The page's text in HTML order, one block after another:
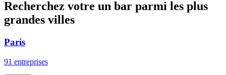
Recherchez votre un bar parmi les plus
grandes villes
Paris
91 entreprises